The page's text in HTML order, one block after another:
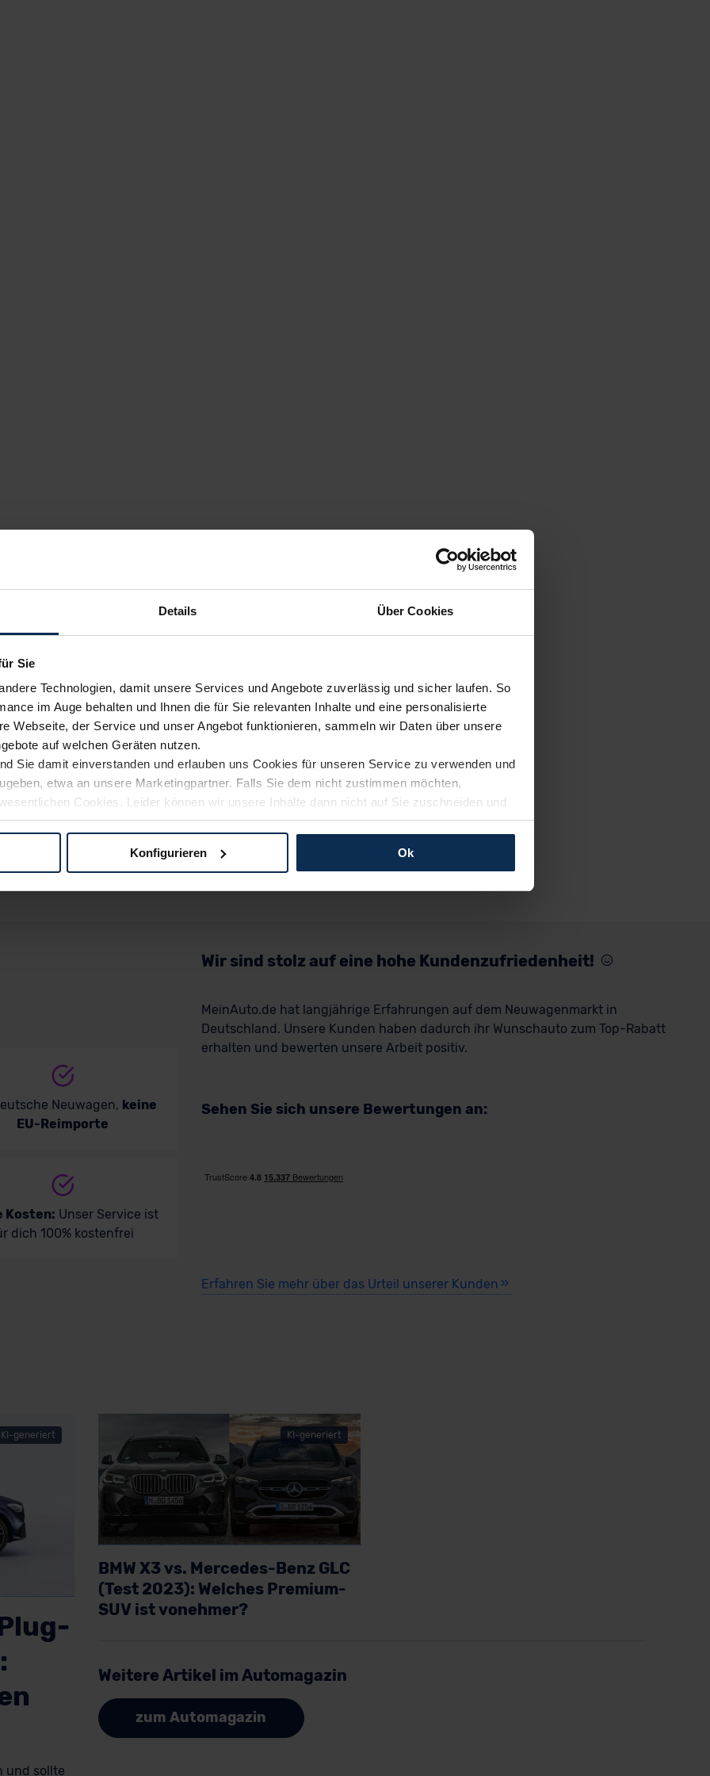
Details Über Cookies
Sie
Technologien, damit unsere Services und Angebote zuverlässig und sicher laufen. So
im Auge behalten und Ihnen die für Sie relevanten Inhalte und eine personalisierte
Webseite, der Service und unser Angebot funktionieren, sammeln wir Daten über unsere
auf welchen Geräten nutzen.
Sie damit einverstanden und erlauben uns Cookies für unseren Service zu verwenden und
etwa an unsere Marketingpartner. Falls Sie dem nicht zustimmen möchten,
Cookies. Leider können wir unsere Inhalte dann nicht auf Sie zuschneiden und
Weg zu Ihrem Neuwagen unterstützen. Sie können die Einstellungen jederzeit anpassen
Sie hierzu Ihre Einwilligung freiwillig erteilen. Nähere Informationen zu den bestehenden
Konfigurieren Ok
Neuwagen, keine
EU-Reimporte
Kosten: Unser Service ist
dich 100% kostenfrei
Wir sind stolz auf eine hohe Kundenzufriedenheit!
MeinAuto.de hat langjährige Erfahrungen auf dem Neuwagenmarkt in
Deutschland. Unsere Kunden haben dadurch ihr Wunschauto zum Top-Rabatt
erhalten und bewerten unsere Arbeit positiv.
Sehen Sie sich unsere Bewertungen an:
Erfahren Sie mehr über das Urteil unserer Kunden
KI-generiert
und sollte
KI-generiert
BMW X3 vs. Mercedes-Benz GLC
(Test 2023): Welches Premium-
SUV ist vonehmer?
Weitere Artikel im Automagazin
zum Automagazin